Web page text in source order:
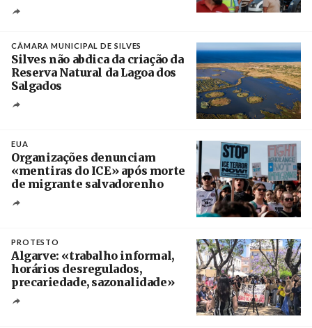
CÂMARA MUNICIPAL DE SILVES
Silves não abdica da criação da
Reserva Natural da Lagoa dos
Salgados
EUA
Organizações denunciam
«mentiras do ICE» após morte
de migrante salvadorenho
PROTESTO
Algarve: «trabalho informal,
horários desregulados,
precariedade, sazonalidade»